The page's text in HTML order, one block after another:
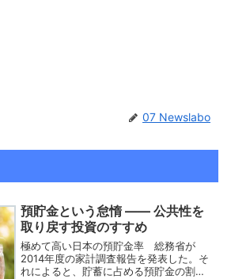
07 Newslabo
預貯金という怠惰 —— 公共性を
取り戻す投資のすすめ
極めて高い日本の預貯金率 総務省が
2014年度の家計調査報告を発表した。そ
れによると、貯蓄に占める預貯金の割合